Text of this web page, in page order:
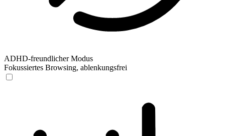
ADHD-freundlicher Modus
Fokussiertes Browsing, ablenkungsfrei